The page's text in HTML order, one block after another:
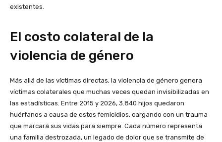
existentes.
El costo colateral de la
violencia de género
Más allá de las víctimas directas, la violencia de género genera
víctimas colaterales que muchas veces quedan invisibilizadas en
las estadísticas. Entre 2015 y 2026, 3.840 hijos quedaron
huérfanos a causa de estos femicidios, cargando con un trauma
que marcará sus vidas para siempre. Cada número representa
una familia destrozada, un legado de dolor que se transmite de